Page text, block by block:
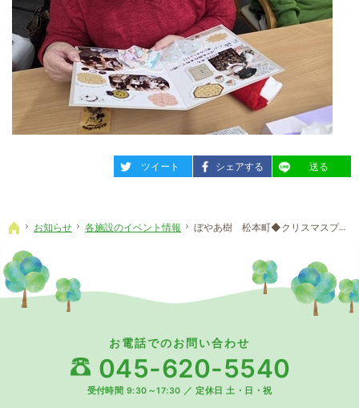
entry2370
ツイート entry2370
シェアする entry2370
送る
ホーム
お知らせ 各施設のイベント情報 ぼやあ樹 松本町◆クリスマスプレゼントは。。。
お電話でのお問い合わせ
045-620-5540
受付時間 9:30～17:30 ／ 定休日 土・日・祝